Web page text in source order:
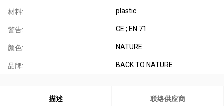
材料: plastic
警告: CE ; EN 71
颜色: NATURE
品牌: BACK TO NATURE
描述 联络供应商